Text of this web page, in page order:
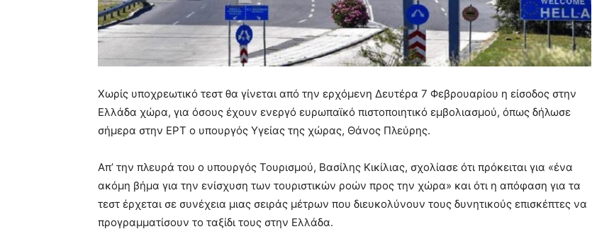
Χωρίς υποχρεωτικό τεστ θα γίνεται από την ερχόμενη Δευτέρα 7 Φεβρουαρίου η είσοδος στην
Ελλάδα χώρα, για όσους έχουν ενεργό ευρωπαϊκό πιστοποιητικό εμβολιασμού, όπως δήλωσε
σήμερα στην ΕΡΤ ο υπουργός Υγείας της χώρας, Θάνος Πλεύρης.
Απ’ την πλευρά του ο υπουργός Τουρισμού, Βασίλης Κικίλιας, σχολίασε ότι πρόκειται για «ένα
ακόμη βήμα για την ενίσχυση των τουριστικών ροών προς την χώρα» και ότι η απόφαση για τα
τεστ έρχεται σε συνέχεια μιας σειράς μέτρων που διευκολύνουν τους δυνητικούς επισκέπτες να
προγραμματίσουν το ταξίδι τους στην Ελλάδα.